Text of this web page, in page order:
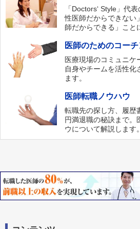
「Doctors‘ Style」代
性医師だからできない
師だからできる」こと
医師のためのコー
医療現場のコミュニケ
自身やチームを活性化
ます。
医師転職ノウハウ
転職先の探し方、履歴
円満退職の秘訣まで。
ウについて解説します。